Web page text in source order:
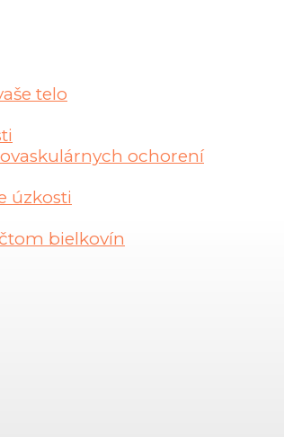
telo
ochorení
úzkosti
bielkovín